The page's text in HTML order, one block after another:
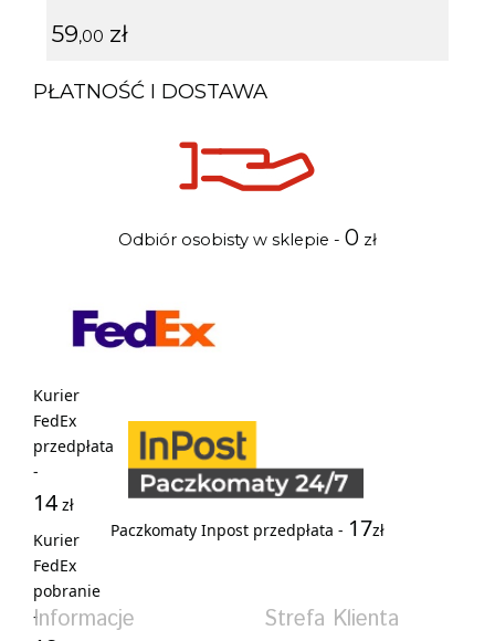
59,00 zł
PŁATNOŚĆ I DOSTAWA
Odbiór osobisty w sklepie - 0 zł
Kurier
FedEx
przedpłata
-
14 zł
Kurier
FedEx
pobranie
-
Paczkomaty Inpost przedpłata - 17zł
Informacje Strefa Klienta